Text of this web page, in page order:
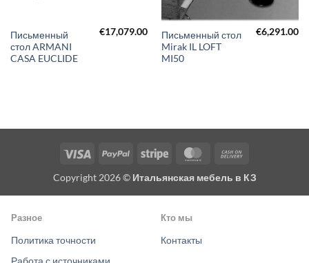
Письменный
стол ARMANI
CASA EUCLIDE
€17,079.00
Письменный стол
Mirak IL LOFT
MI50
€6,291.00
Visa PayPal Stripe MasterCard
Delivery
Copyright 2026 © Итальянская мебель в КЗ
Разное
Политика точности
Кто мы
Контакты